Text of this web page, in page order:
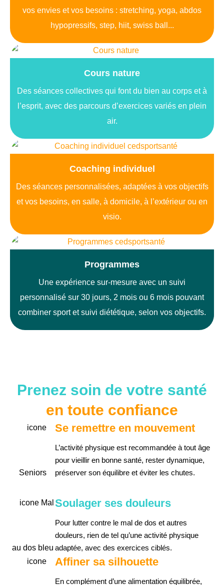
vos envies et vos besoins : stretching, yoga, abdos
hypopressifs, step, hiit, swiss ball...
Cours nature
Des séances collectives qui font du bien au corps et à
l’esprit, avec des parcours d’exercices variés en plein
air.
Coaching individuel
Des séances personnalisées, adaptées à vos objectifs
et vos besoins, en salle, à domicile, à l’extérieur ou en
visio.
Programmes
Une expérience sur-mesure avec un suivi
personnalisé sur 30 jours, 2 mois ou 6 mois pouvant
combiner sport et suivi diététique, selon vos objectifs.
Prenez soin de votre santé
en toute confiance
Se remettre en mouvement
L’activité physique est recommandée à tout âge
pour vieillir en bonne santé, rester dynamique,
préserver son équilibre et éviter les chutes.
Soulager ses douleurs
Pour lutter contre le mal de dos et autres
douleurs, rien de tel qu’une activité physique
adaptée, avec des exercices ciblés.
Affiner sa silhouette
En complément d’une alimentation équilibrée,